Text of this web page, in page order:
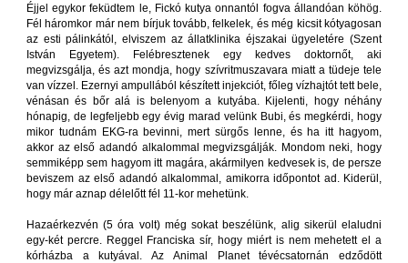
Éjjel egykor feküdtem le, Fickó kutya onnantól fogva állandóan köhög.
Fél háromkor már nem bírjuk tovább, felkelek, és még kicsit kótyagosan
az esti pálinkától, elviszem az állatklinika éjszakai ügyeletére (Szent
István Egyetem). Felébresztenek egy kedves doktornőt, aki
megvizsgálja, és azt mondja, hogy szívritmuszavara miatt a tüdeje tele
van vízzel. Ezernyi ampullából készített injekciót, főleg vízhajtót tett bele,
vénásan és bőr alá is belenyom a kutyába. Kijelenti, hogy néhány
hónapig, de legfeljebb egy évig marad velünk Bubi, és megkérdi, hogy
mikor tudnám EKG-ra bevinni, mert sürgős lenne, és ha itt hagyom,
akkor az első adandó alkalommal megvizsgálják. Mondom neki, hogy
semmiképp sem hagyom itt magára, akármilyen kedvesek is, de persze
beviszem az első adandó alkalommal, amikorra időpontot ad. Kiderül,
hogy már aznap délelőtt fél 11-kor mehetünk.
Hazaérkezvén (5 óra volt) még sokat beszélünk, alig sikerül elaludni
egy-két percre. Reggel Franciska sír, hogy miért is nem mehetett el a
kórházba a kutyával. Az Animal Planet tévécsatornán edződött